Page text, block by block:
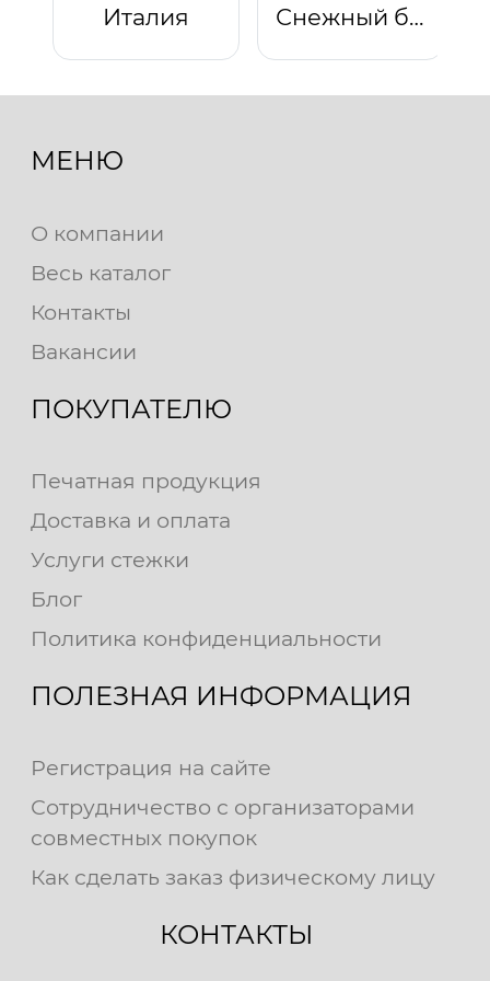
Италия Снежный барс
МЕНЮ
О компании
Весь каталог
Контакты
Вакансии
ПОКУПАТЕЛЮ
Печатная продукция
Доставка и оплата
Услуги стежки
Блог
Политика конфиденциальности
ПОЛЕЗНАЯ ИНФОРМАЦИЯ
Регистрация на сайте
Сотрудничество с организаторами
совместных покупок
Как сделать заказ физическому лицу
КОНТАКТЫ